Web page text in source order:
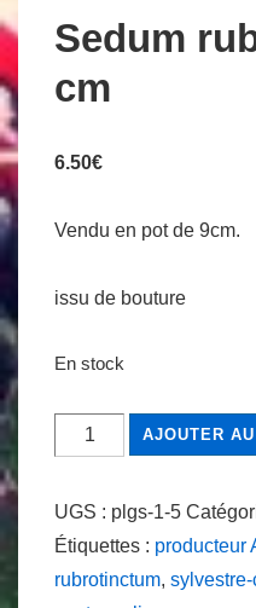
Sedum
cm
6.50€
Vendu en pot de 9cm.
issu de bouture
En stock
quantité
de
rubrotinctum
AJOUTER
UGS : plgs-1-5
Étiquettes : producteur
rubrotinctum,